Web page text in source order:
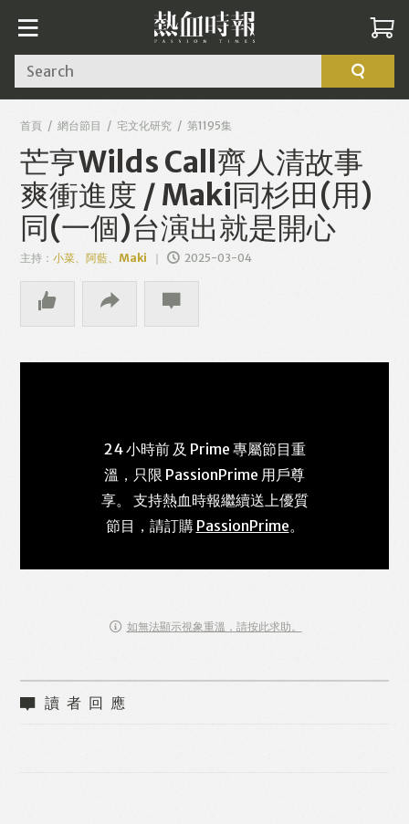
Search
首頁 網台節目 宅文化研究 第1195集
芒亨Wilds Call齊人清故事
爽衝進度 / Maki同杉田(用)
同(一個)台演出就是開心
主持：小菜、阿藍、Maki 2025-03-04
24 小時前 及 Prime 專屬節目重
溫，只限 PassionPrime 用戶尊
享。 支持熱血時報繼續送上優質
節目，請訂購 PassionPrime。
如無法顯示視象重溫，請按此求助。
讀者回應